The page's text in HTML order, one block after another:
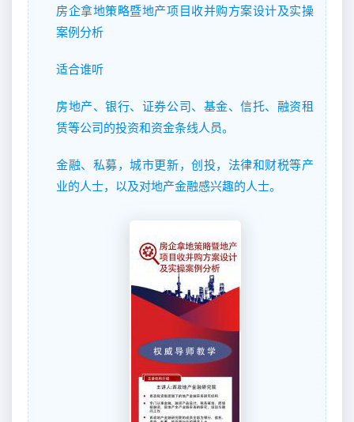
房企拿地策略暨地产项目收并购方案设计及实操
案例分析
适合谁听
房地产、银行、证券公司、基金、信托、融资租
赁等公司的投资和资金条线人员。
金融、私募，城市更新，创投，法律和财税等产
业的人士，以及对地产金融感兴趣的人士。